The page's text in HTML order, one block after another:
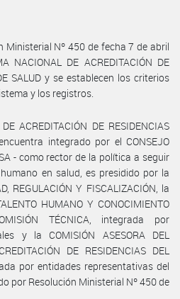
Ministerial Nº 450 de fecha 7 de abril
NACIONAL DE ACREDITACIÓN DE
SALUD y se establecen los criterios
y los registros.
ACREDITACIÓN DE RESIDENCIAS
integrado por el CONSEJO
- como rector de la política a seguir
en salud, es presidido por la
REGULACIÓN Y FISCALIZACIÓN, la
HUMANO Y CONOCIMIENTO
TÉCNICA, integrada por
y la COMISIÓN ASESORA DEL
DE RESIDENCIAS DEL
por entidades representativas del
por Resolución Ministerial Nº 450 de